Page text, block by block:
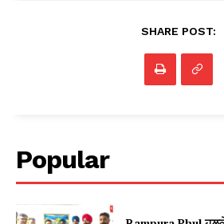
SHARE POST:
Popular